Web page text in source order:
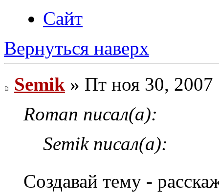
Сайт
Вернуться наверх
Semik » Пт ноя 30, 2007
Roman писал(а):
Semik писал(а):
Создавай тему -